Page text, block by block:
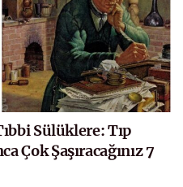
Sülüklere: Tıp
Çok Şaşıracağınız 7